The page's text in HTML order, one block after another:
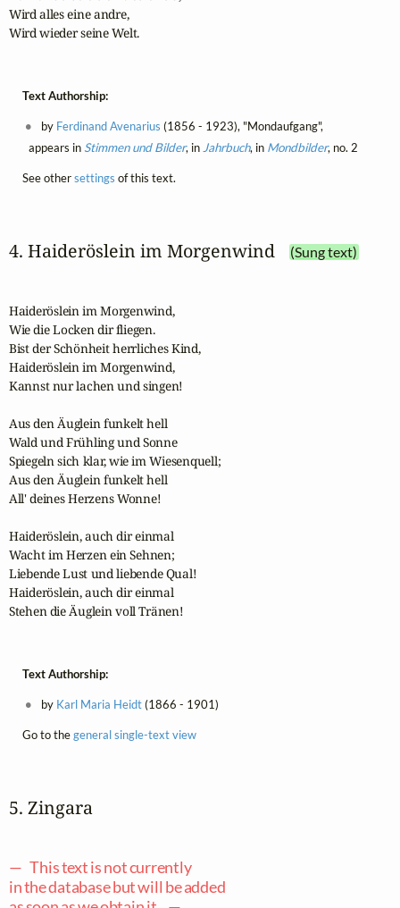
Wird alles eine andre,
Wird wieder seine Welt.
Text Authorship:
by Ferdinand Avenarius (1856 - 1923), "Mondaufgang",
appears in Stimmen und Bilder, in Jahrbuch, in Mondbilder, no. 2
See othersettings of this text.
4. Haideröslein im Morgenwind (Sung text)
Haideröslein im Morgenwind,
Wie die Locken dir fliegen.
Bist der Schönheit herrliches Kind,
Haideröslein im Morgenwind,
Kannst nur lachen und singen!
Aus den Äuglein funkelt hell
Wald und Frühling und Sonne
Spiegeln sich klar, wie im Wiesenquell;
Aus den Äuglein funkelt hell
All' deines Herzens Wonne!
Haideröslein, auch dir einmal
Wacht im Herzen ein Sehnen;
Liebende Lust und liebende Qual!
Haideröslein, auch dir einmal
Stehen die Äuglein voll Tränen!
Text Authorship:
by Karl Maria Heidt(1866 - 1901)
Go to thegeneral single-text view
5. Zingara
— This text is not currently
in the database but will be added